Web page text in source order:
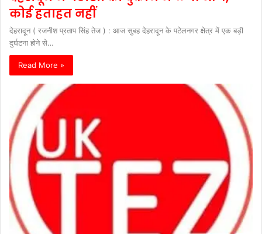
कोई हताहत नहीं
देहरादून ( रजनीश प्रताप सिंह तेज ) : आज सुबह देहरादून के पटेलनगर क्षेत्र में एक बड़ी
दुर्घटना होने से…
Read More »